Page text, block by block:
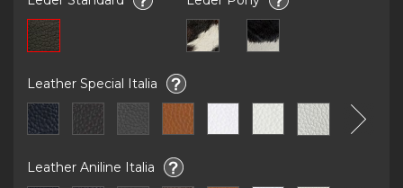
Leather Special Italia
Leather Aniline Italia